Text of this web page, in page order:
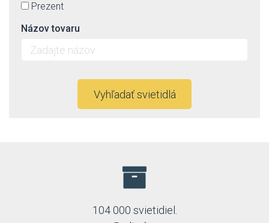
Prezent
Názov tovaru
Vyhľadať svietidlá
104 000 svietidiel.